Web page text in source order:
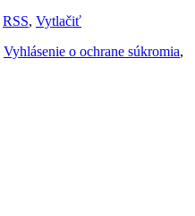
RSS, Vytlačiť
Vyhlásenie o ochrane súkromia,